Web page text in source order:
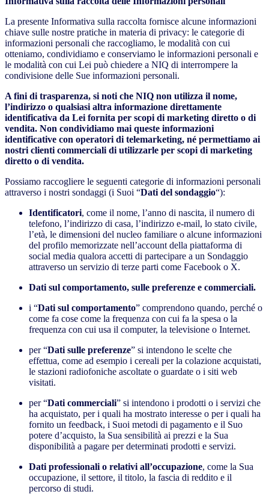
La presente Informativa sulla raccolta fornisce alcune informazioni
chiave sulle nostre pratiche in materia di privacy: le categorie di
informazioni personali che raccogliamo, le modalità con cui
otteniamo, condividiamo e conserviamo le informazioni personali e
le modalità con cui Lei può chiedere a NIQ di interrompere la
condivisione delle Sue informazioni personali.
A fini di trasparenza, si noti che NIQ non utilizza il nome,
l’indirizzo o qualsiasi altra informazione direttamente
identificativa da Lei fornita per scopi di marketing diretto o di
vendita. Non condividiamo mai queste informazioni
identificative con operatori di telemarketing, né permettiamo ai
nostri clienti commerciali di utilizzarle per scopi di marketing
diretto o di vendita.
Possiamo raccogliere le seguenti categorie di informazioni personali
attraverso i nostri sondaggi (i Suoi “Dati del sondaggio“):
Identificatori, come il nome, l’anno di nascita, il numero di
telefono, l’indirizzo di casa, l’indirizzo e-mail, lo stato civile,
l’età, le dimensioni del nucleo familiare o alcune informazioni
del profilo memorizzate nell’account della piattaforma di
social media qualora accetti di partecipare a un Sondaggio
attraverso un servizio di terze parti come Facebook o X.
Dati sul comportamento, sulle preferenze e commerciali.
i “Dati sul comportamento” comprendono quando, perché o
come fa cose come la frequenza con cui fa la spesa o la
frequenza con cui usa il computer, la televisione o Internet.
per “Dati sulle preferenze” si intendono le scelte che
effettua, come ad esempio i cereali per la colazione acquistati,
le stazioni radiofoniche ascoltate o guardate o i siti web
visitati.
per “Dati commerciali” si intendono i prodotti o i servizi che
ha acquistato, per i quali ha mostrato interesse o per i quali ha
fornito un feedback, i Suoi metodi di pagamento e il Suo
potere d’acquisto, la Sua sensibilità ai prezzi e la Sua
disponibilità a pagare per determinati prodotti e servizi.
Dati professionali o relativi all’occupazione, come la Sua
occupazione, il settore, il titolo, la fascia di reddito e il
percorso di studi.